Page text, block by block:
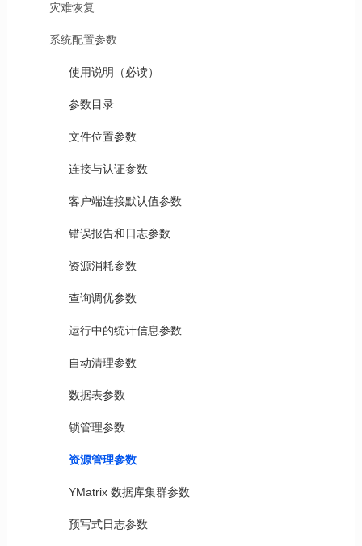
灾难恢复
系统配置参数
使用说明（必读）
参数目录
文件位置参数
连接与认证参数
客户端连接默认值参数
错误报告和日志参数
资源消耗参数
查询调优参数
运行中的统计信息参数
自动清理参数
数据表参数
锁管理参数
资源管理参数
YMatrix 数据库集群参数
预写式日志参数